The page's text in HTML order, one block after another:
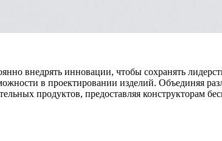
внедрять инновации, чтобы сохранять
в проектировании изделий. Объединяя
продуктов, предоставляя конструкторам